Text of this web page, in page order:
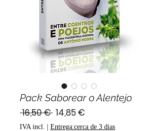
Pack Saborear o Alentejo
16,50 € Preço
normal
14,85 €
promocional
IVA incl. Entrega:cerca de 3 dias